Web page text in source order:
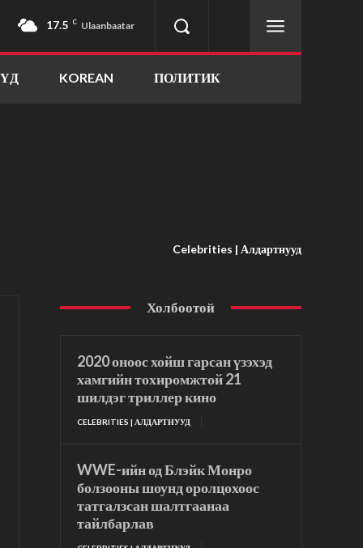
17.5 C Ulaanbaatar
KOREAN ПОЛИТИК
Celebrities | Алдартнууд
Холбоотой
2020 оноос хойш гарсан үзэхэд
хамгийн тохиромжтой 21
шилдэг триллер кино
CELEBRITIES | АЛДАРТНУУД
WWE-ийн од Блэйк Монро
болзооны шоунд оролцохоос
татгалзсан шалтгаанаа
тайлбарлав